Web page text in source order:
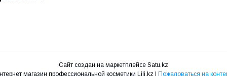
Сайт создан на маркетплейсе Satu.kz
Пожаловаться на